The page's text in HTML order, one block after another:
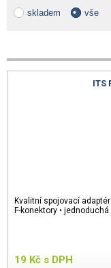
skladem vše
ITS
Kvalitní spojovací
F-konektory •
19 Kč s DPH